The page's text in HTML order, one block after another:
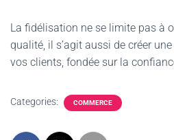
La fidélisation ne se limite pas à
qualité, il s’agit aussi de créer
vos clients, fondée sur la
Categories: COMMERCE